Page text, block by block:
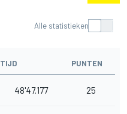
Alle statistieken
TIJD PUNTEN
48'47.177 25